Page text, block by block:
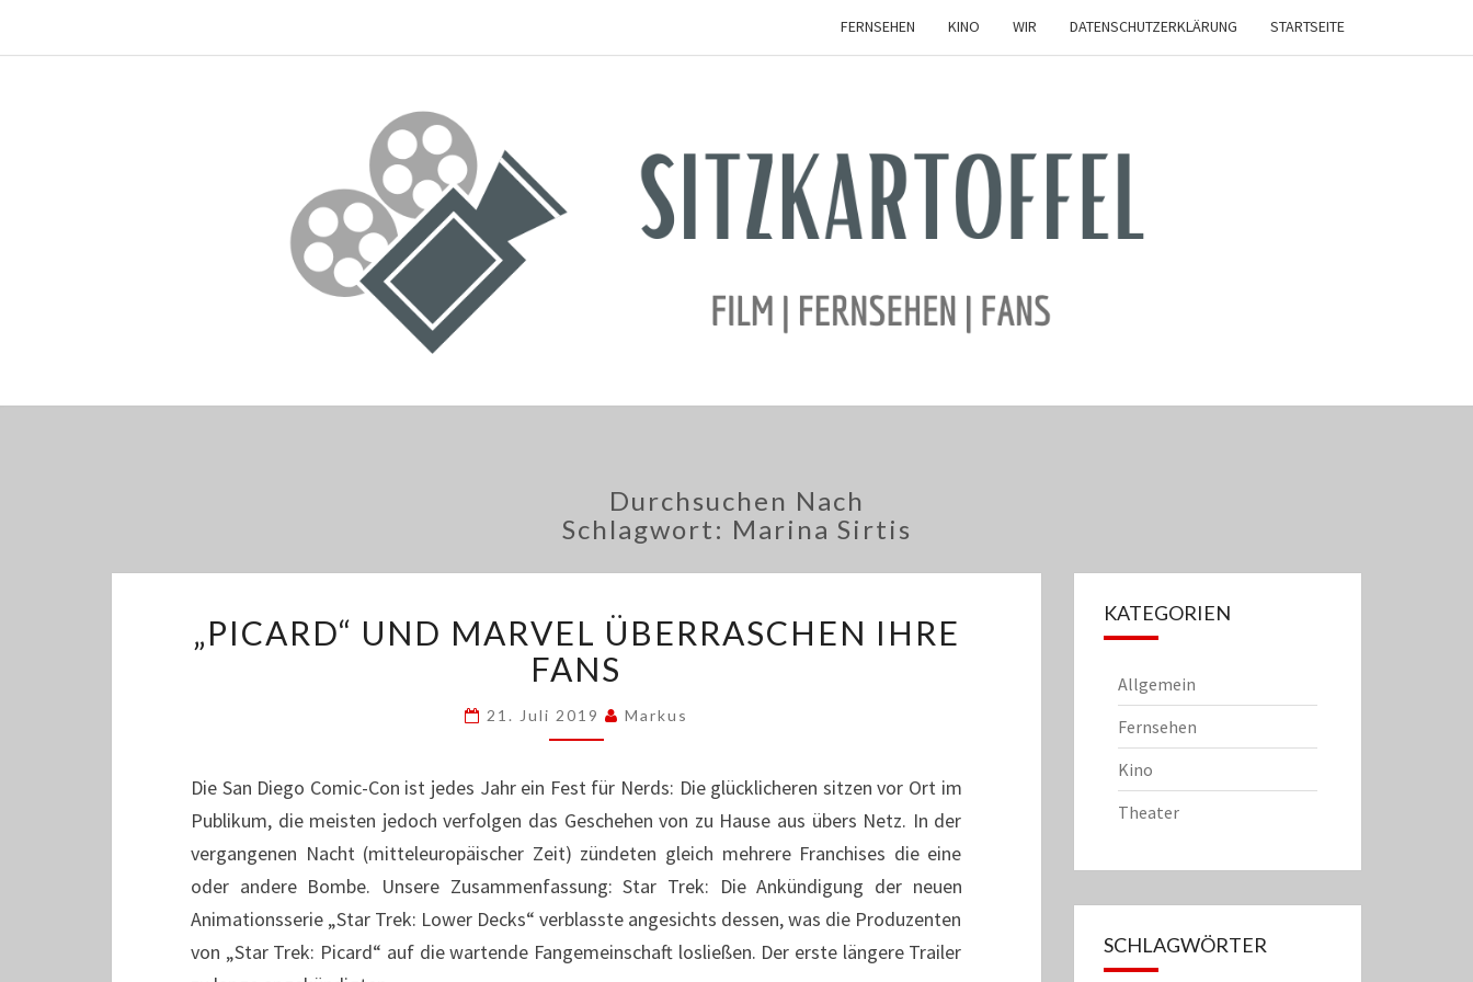
FERNSEHEN KINO WIR DATENSCHUTZERKLÄRUNG STARTSEITE
Durchsuchen Nach
Schlagwort: Marina Sirtis
UND
MARVEL
ÜBERRASCHEN
IHRE
FANS
„PICARD“ UND MARVEL ÜBERRASCHEN IHRE
FANS
21. Juli 2019 Markus
Die San Diego Comic-Con ist jedes Jahr ein Fest für Nerds: Die glücklicheren sitzen vor Ort im
Publikum, die meisten jedoch verfolgen das Geschehen von zu Hause aus übers Netz. In der
vergangenen Nacht (mitteleuropäischer Zeit) zündeten gleich mehrere Franchises die eine
oder andere Bombe. Unsere Zusammenfassung: Star Trek: Die Ankündigung der neuen
Animationsserie „Star Trek: Lower Decks“ verblasste angesichts dessen, was die Produzenten
von „Star Trek: Picard“ auf die wartende Fangemeinschaft losließen. Der erste längere Trailer
KATEGORIEN
Allgemein
Fernsehen
Kino
Theater
SCHLAGWÖRTER